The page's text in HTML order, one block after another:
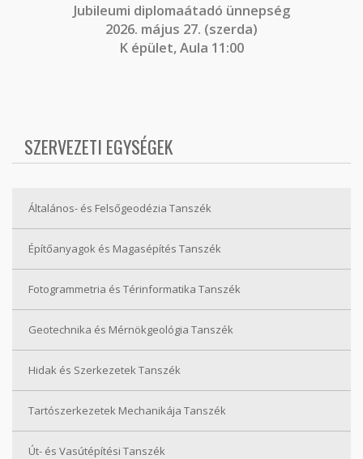
Jubileumi diplomaátadó ünnepség
2026. május 27. (szerda)
K épület, Aula 11:00
SZERVEZETI EGYSÉGEK
Általános- és Felsőgeodézia Tanszék
Építőanyagok és Magasépítés Tanszék
Fotogrammetria és Térinformatika Tanszék
Geotechnika és Mérnökgeológia Tanszék
Hidak és Szerkezetek Tanszék
Tartószerkezetek Mechanikája Tanszék
Út- és Vasútépítési Tanszék